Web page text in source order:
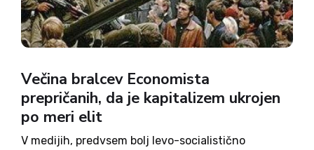
Večina bralcev Economista
prepričanih, da je kapitalizem ukrojen
po meri elit
V medijih, predvsem bolj levo-socialistično